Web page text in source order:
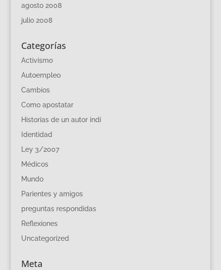
agosto 2008
julio 2008
Categorías
Activismo
Autoempleo
Cambios
Como apostatar
Historias de un autor indi
Identidad
Ley 3/2007
Médicos
Mundo
Parientes y amigos
preguntas respondidas
Reflexiones
Uncategorized
Meta